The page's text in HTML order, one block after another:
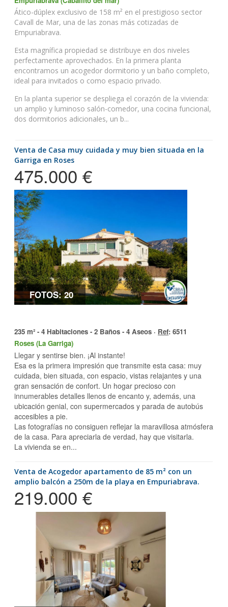
Ático-dúplex exclusivo de 158 m² en el prestigioso sector
Cavall de Mar, una de las zonas más cotizadas de
Empuriabrava.
Esta magnífica propiedad se distribuye en dos niveles
perfectamente aprovechados. En la primera planta
encontramos un acogedor dormitorio y un baño completo,
ideal para invitados o como espacio privado.
En la planta superior se despliega el corazón de la vivienda:
un amplio y luminoso salón-comedor, una cocina funcional,
dos dormitorios adicionales, un b...
Venta de Casa muy cuidada y muy bien situada en la
Garriga en Roses
475.000 €
FOTOS: 20
235 m² - 4 Habitaciones - 2 Baños - 4 Aseos · Ref: 6511
Roses (La Garriga)
Llegar y sentirse bien. ¡Al instante!
Esa es la primera impresión que transmite esta casa: muy
cuidada, bien situada, con espacio, vistas relajantes y una
gran sensación de confort. Un hogar precioso con
innumerables detalles llenos de encanto y, además, una
ubicación genial, con supermercados y parada de autobús
accesibles a pie.
Las fotografías no consiguen reflejar la maravillosa atmósfera
de la casa. Para apreciarla de verdad, hay que visitarla.
La vivienda se en...
Venta de Acogedor apartamento de 85 m² con un
amplio balcón a 250m de la playa en Empuriabrava.
219.000 €